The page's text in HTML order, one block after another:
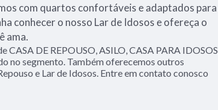
com quartos confortáveis e adaptados para
conhecer o nosso Lar de Idosos e ofereça o
ama.
CASA DE REPOUSO, ASILO, CASA PARA IDOSOS,
no segmento. Também oferecemos outros
e Lar de Idosos. Entre em contato conosco